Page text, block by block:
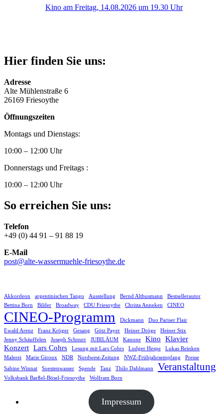
Kino am Freitag, 14.08.2026 um 19.30 Uhr
Hier finden Sie uns:
Adresse
Alte Mühlenstraße 6
26169 Friesoythe
Öffnungszeiten
Montags und Dienstags:
10:00 – 12:00 Uhr
Donnerstags und Freitags :
10:00 – 12:00 Uhr
So erreichen Sie uns:
Telefon
+49 (0) 44 91 – 91 88 19
E-Mail
post@alte-wassermuehle-friesoythe.de
Akkordeon argentinischen Tango Ausstellung Bernd Althusmann
Bestsellerautor
Bettina Born
Bilder Broadway CDU Friesoythe Christa Anneken CINEO
CINEO-Programm Dickmann
Duo Pariser Flair
Ewald Arenz
Franz Kröger Gesang Götz Payer Heiner Dröge
Heiner Stix
Jenny Schäuffelen
Joseph Schnurr JUBILÄUM Kanone Kino Klavier
Konzert Lars Cohrs Lesung mit Lars Cohrs Ludger Hespe
Lukas Reinken
Malerei
Marie Giroux NDR Nordwest-Zeitung NWZ-Frühjahrsempfang
Presse
Sabine Winnat
Soestenwasser Spende Tanz Thilo Dahlmann Veranstaltung
Volksbank Barßel-Bösel-Friesoythe Wolfram Born
Impressum